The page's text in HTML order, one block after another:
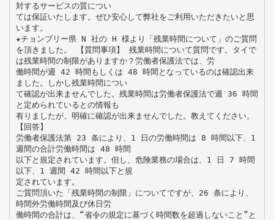
対するサービスの質につい
ては保証いたします。ぜひ安心して弊社をご利用いただきたいと思
います。
★チョンブリー県 N 社の H 様より「残業時間について」のご質問
を頂きました。 【質問事項】 残業時間について質問です。タイで
は残業時間の制限がありますか？労働者保護法では、労
働時間が週 42 時間もしくは 48 時間となっているのは確認出来
ました。しかし残業時間につい
て確認が出来ませんでした。残業時間は労働者保護法で週 36 時間
と定められているとの情報も
有りましたが、明確に確認が出来ませんでした。教えてください。
【回答】
労働者保護法第 23 条により、1 日の労働時間は 8 時間以下、1
週間の合計労働時間は 48 時間
以下と規定されています。但し、危険業務の場合は、1 日 7 時間
以下、1 週間 42 時間以下と規
定されています。
ご質問頂いた「残業時間の制限」についてですが、26 条により、
時間外労働時間及び休日労
働時間の合計は、“省令の規定に基づく時間数を超過しないこと”と